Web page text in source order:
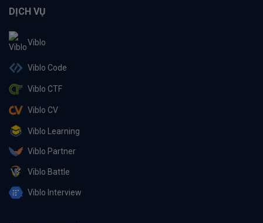
DỊCH VỤ
Viblo
Viblo Code
Viblo CTF
Viblo CV
Viblo Learning
Viblo Partner
Viblo Battle
Viblo Interview